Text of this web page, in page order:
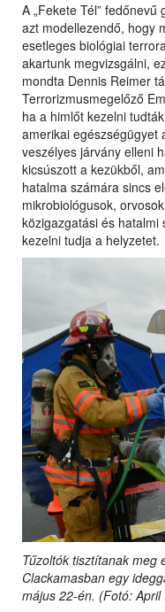
A „Fekete Tél”
azt modellezendő, hogy
esetleges biológiai
akartunk megvizsgálni,
mondta Dennis Reimer
Terrorizmusmegelőző
ha a himlőt kezelni
amerikai egészségügyet
veszélyes járvány elleni
kicsúszott a kezükből,
hatalma számára sincs
mikrobiológusok,
közigazgatási és hatalmi
kezelni tudja a helyzetet.
Tűzoltók tisztítanak meg
Clackamasban egy
május 22-én. (Fotó: April